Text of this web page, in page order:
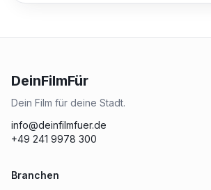
DeinFilmFür
Dein Film für deine Stadt.
info@deinfilmfuer.de
+49 241 9978 300
Branchen